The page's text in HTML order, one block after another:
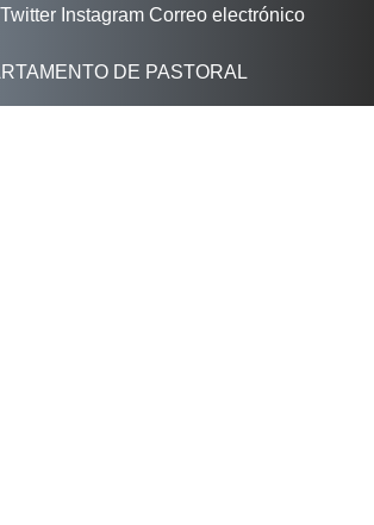
Twitter Instagram Correo electrónico
DE PASTORAL